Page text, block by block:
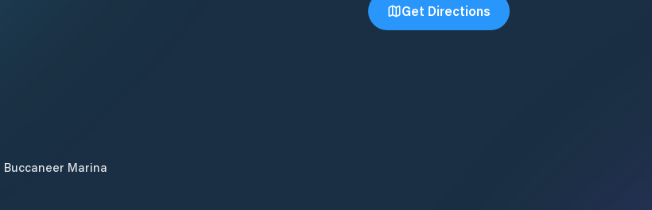
Get Directions
Buccaneer Marina